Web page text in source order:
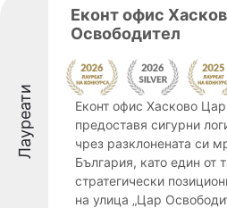
Лауреати
Еконт офис
Освободител
Еконт офис Хасково
предоставя сигурни
чрез разклонената си
България, като един от
стратегически
на улица „Цар